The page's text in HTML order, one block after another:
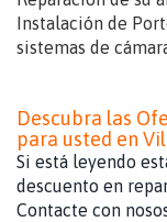
Instalación de
sistemas de
Descubra las
para usted en
Si está leyendo
descuento en
Contacte con